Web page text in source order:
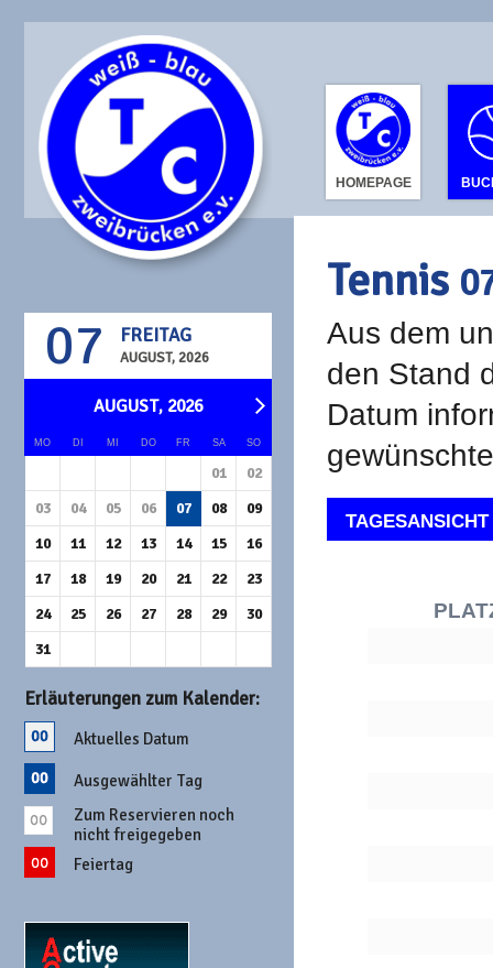
07 FREITAG
AUGUST, 2026
AUGUST, 2026
MO DI MI DO FR SA SO
01
02
03
04 05 06 07 08
09
10
11 12 13 14 15
16
17
18 19 20 21 22
23
24
25 26 27 28 29
30
31
Erläuterungen zum Kalender:
Aktuelles Datum
Ausgewählter Tag
Zum Reservieren noch
nicht freigegeben
Feiertag
HOMEPAGE
Tennis
Aus dem
den Stand
Datum
TAGESANSICHT